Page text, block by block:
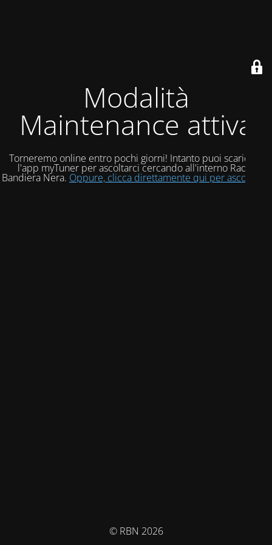
Modalità
Maintenance attiva
Torneremo online entro pochi giorni! Intanto puoi scaricare
l'app myTuner per ascoltarci cercando all'interno Radio
Bandiera Nera. Oppure, clicca direttamente qui per ascoltarci!
© RBN 2026